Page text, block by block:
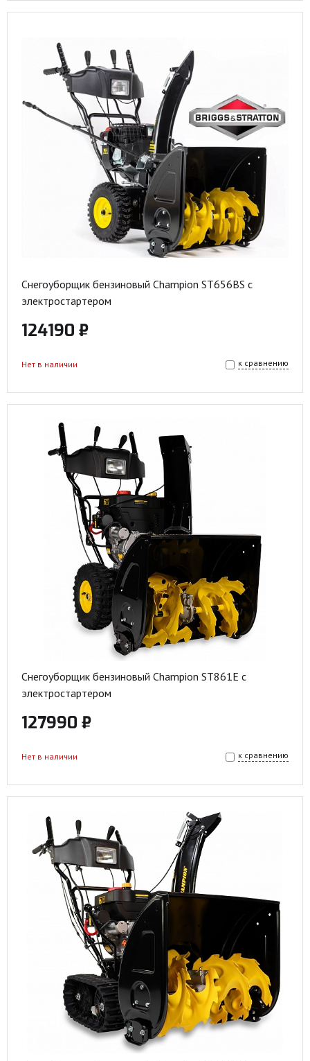
Снегоуборщик бензиновый Champion ST656BS с
электростартером
124190 ₽
к сравнению
Нет в наличии
Снегоуборщик бензиновый Champion ST861E с
электростартером
127990 ₽
к сравнению
Нет в наличии